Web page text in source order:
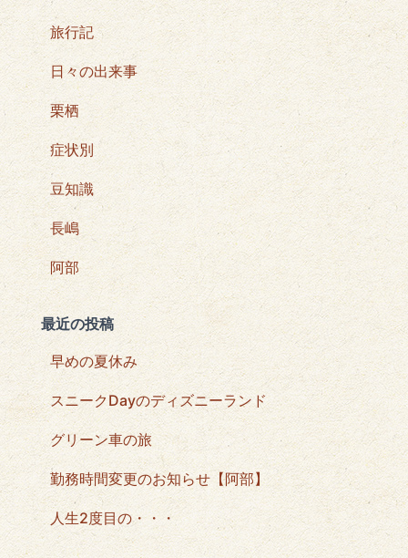
旅行記
日々の出来事
栗栖
症状別
豆知識
長嶋
阿部
最近の投稿
早めの夏休み
スニークDayのディズニーランド
グリーン車の旅
勤務時間変更のお知らせ【阿部】
人生2度目の・・・